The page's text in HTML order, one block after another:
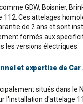
GDW, Boisnier,
112. Ces attelages
de 2 ans et sont
formés aux
les versions électriques.
et expertise de Car
situés dans le
l'installation d'attelage